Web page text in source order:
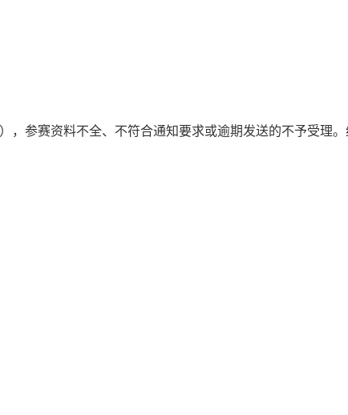
），参赛资料不全、不符合通知要求或逾期发送的不予受理